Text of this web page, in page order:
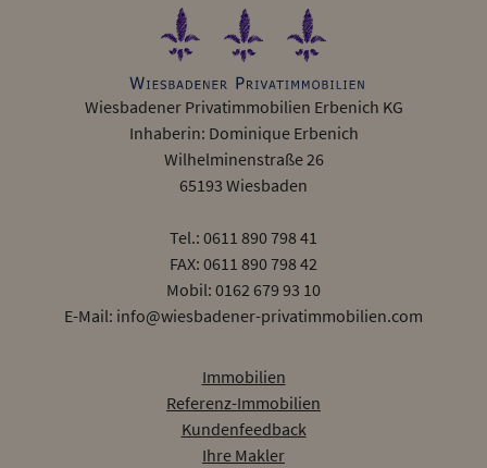
Wiesbadener Privatimmobilien Erbenich KG
Inhaberin: Dominique Erbenich
Wilhelminenstraße 26
65193 Wiesbaden
Tel.: 0611 890 798 41
FAX: 0611 890 798 42
Mobil: 0162 679 93 10
E-Mail: info@wiesbadener-privatimmobilien.com
Immobilien
Referenz-Immobilien
Kundenfeedback
Ihre Makler